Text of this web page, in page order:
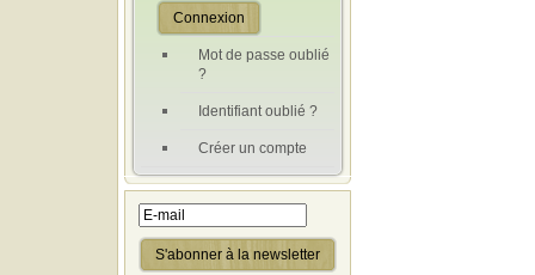
Mot de passe oublié
?
Identifiant oublié ?
Créer un compte